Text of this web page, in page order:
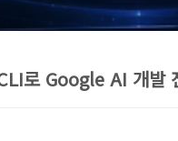
로 Google AI 개발